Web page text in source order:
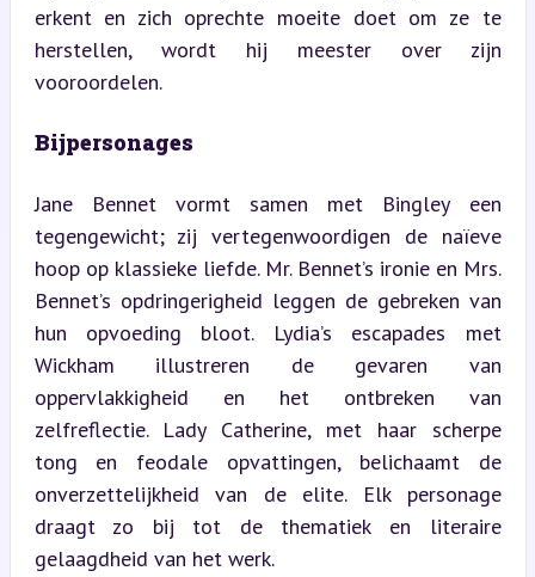
erkent en zich oprechte moeite doet om ze te
herstellen, wordt hij meester over zijn
vooroordelen.
Bijpersonages
Jane Bennet vormt samen met Bingley een
tegengewicht; zij vertegenwoordigen de naïeve
hoop op klassieke liefde. Mr. Bennet’s ironie en Mrs.
Bennet’s opdringerigheid leggen de gebreken van
hun opvoeding bloot. Lydia’s escapades met
Wickham illustreren de gevaren van
oppervlakkigheid en het ontbreken van
zelfreflectie. Lady Catherine, met haar scherpe
tong en feodale opvattingen, belichaamt de
onverzettelijkheid van de elite. Elk personage
draagt zo bij tot de thematiek en literaire
gelaagdheid van het werk.